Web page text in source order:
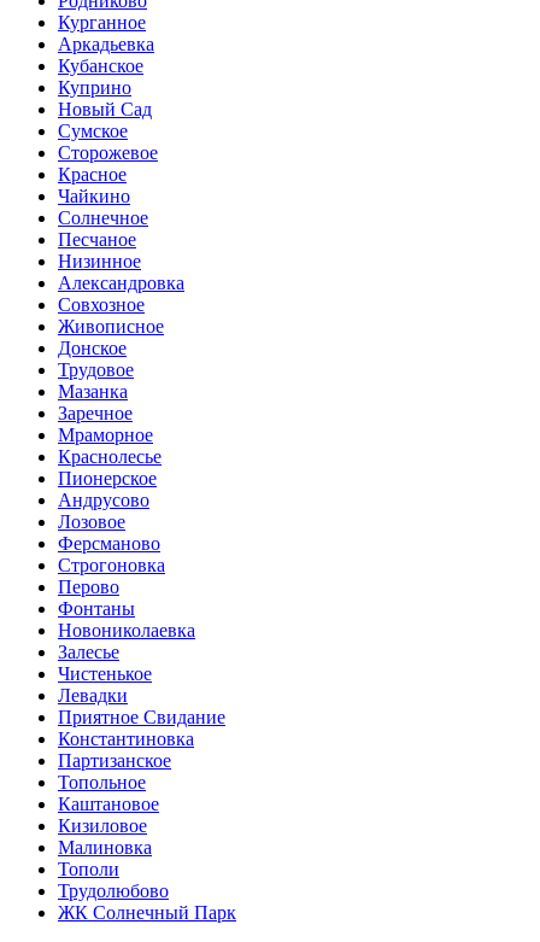
Курганное
Аркадьевка
Кубанское
Куприно
Новый Сад
Сумское
Сторожевое
Красное
Чайкино
Солнечное
Песчаное
Низинное
Александровка
Совхозное
Живописное
Донское
Трудовое
Мазанка
Заречное
Мраморное
Краснолесье
Пионерское
Андрусово
Лозовое
Ферсманово
Строгоновка
Перово
Фонтаны
Новониколаевка
Залесье
Чистенькое
Левадки
Приятное Свидание
Константиновка
Партизанское
Топольное
Каштановое
Кизиловое
Малиновка
Тополи
Трудолюбово
ЖК Солнечный Парк